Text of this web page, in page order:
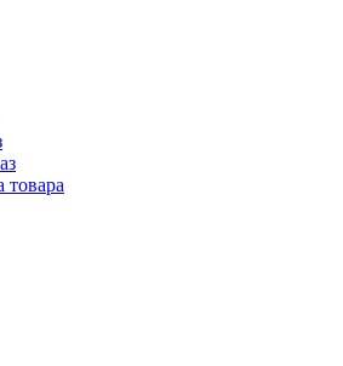
товара